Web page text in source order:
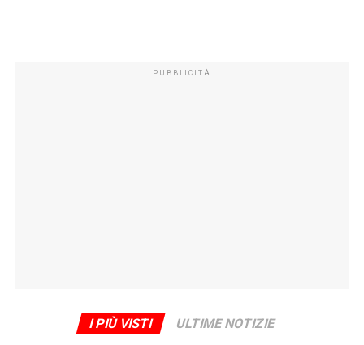
PUBBLICITÀ
I PIÙ VISTI ULTIME NOTIZIE